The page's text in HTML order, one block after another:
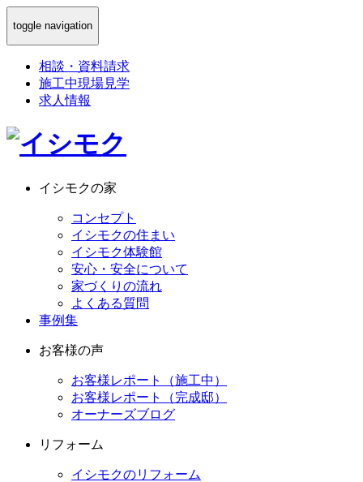
toggle navigation
相談 ・ 資料請求
施工中現場見学
求人情報
イシモクの家
コンセプト
イシモクの住まい
イシモク体験館
安心・安全について
家づくりの流れ
よくある質問
事例集
お客様の声
お客様レポート（施工中）
お客様レポート（完成邸）
オーナーズブログ
リフォーム
イシモクのリフォーム